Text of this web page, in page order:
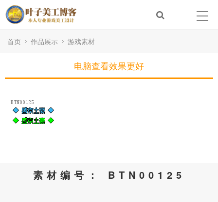
首页 作品展示 游戏素材
电脑查看效果更好
素材编号： BTN00125